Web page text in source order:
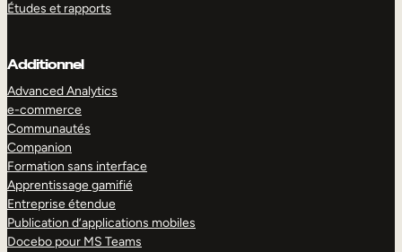
Études et rapports
Additionnel
Advanced Analytics
e-commerce
Communautés
Companion
Formation sans interface
Apprentissage gamifié
Entreprise étendue
Publication d’applications mobiles
Docebo pour MS Teams